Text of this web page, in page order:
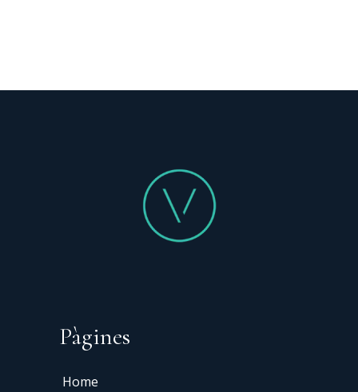
Pàgines
Home